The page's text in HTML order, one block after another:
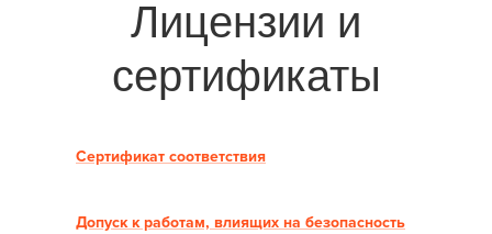
Лицензии и
сертификаты
Сертификат соответствия
Допуск к работам, влиящих на безопасность